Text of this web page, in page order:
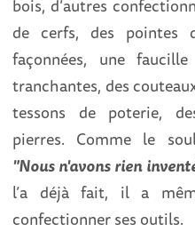
bois, d’autres
de cerfs, des pointes
façonnées, une
tranchantes, des
tessons de poterie,
pierres. Comme le
"Nous n'avons rien
l’a déjà fait, il a
confectionner ses outils.